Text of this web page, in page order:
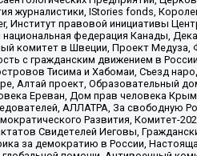
журналистики, IStories fonds,
Институт правовой инициативы
федерация Канады,
комитет в Швеции, Проект
с гражданским движением в
Тисима и Хабомаи, Съезд
Алтай проект, Образовательный
Ереван, Дом прав человека
АЛЛАТРА, За свободную
Развития, Комитет-
Свидетелей Иеговы,
за демократию в России,